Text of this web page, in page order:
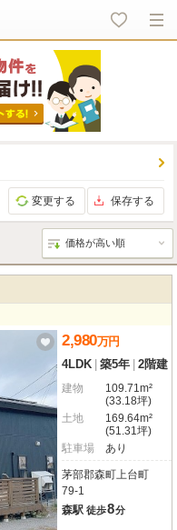
変更する 保存する
2,980万円
4LDK 築5年 2階建
建物
109.71m²
(33.18坪)
土地
169.64m²
(51.31坪)
駐車場
あり
茅部郡森町上台町
79-1
森駅 徒歩8分